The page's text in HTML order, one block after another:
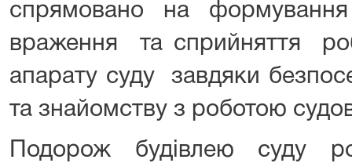
спрямовано на
враження та сприйняття
апарату суду завдяки
та знайомству з роботою
Подорож будівлею суду